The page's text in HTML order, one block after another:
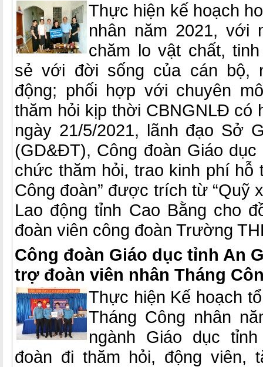
Thực hiện kế hoạch
nhân năm 2021, với
chăm lo vật chất,
sẻ với đời sống của cán bộ,
động; phối hợp với chuyên
thăm hỏi kịp thời CBNGNLĐ có
ngày 21/5/2021, lãnh đạo Sở
(GD&ĐT), Công đoàn Giáo
chức thăm hỏi, trao kinh phí hỗ
Công đoàn” được trích từ “Quỹ
Lao động tỉnh Cao Bằng cho
đoàn viên công đoàn Trường
Công đoàn Giáo dục tỉnh An
trợ đoàn viên nhân Tháng
Thực hiện Kế hoạch
Tháng Công nhân
ngành Giáo dục
đoàn đi thăm hỏi, động viên,